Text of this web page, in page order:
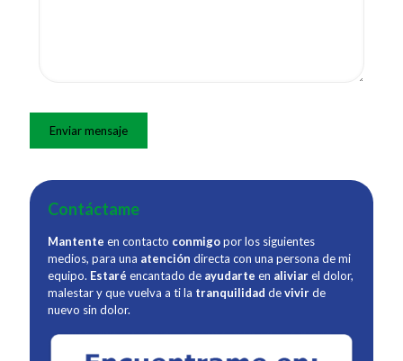
Contáctame
Mantente en contacto conmigopor los siguientes
medios, para una atención directa con una persona de mi
equipo. Estaré encantado de ayudarte en aliviarel dolor,
malestar y que vuelva a ti la tranquilidad devivirde
nuevo sin dolor.